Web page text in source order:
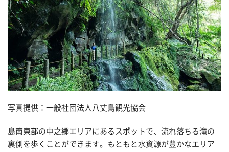
写真提供：一般社団法人八丈島観光協会
島南東部の中之郷エリアにあるスポットで、流れ落ちる滝の
裏側を歩くことができます。もともと水資源が豊かなエリア